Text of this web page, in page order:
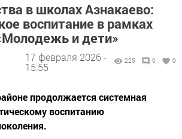
в школах Азнакаево:
воспитание в рамках
и дети»
17 февраля 2026 -
15:55
225 0 0
продолжается системная
воспитанию